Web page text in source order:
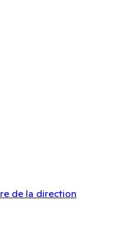
de la direction